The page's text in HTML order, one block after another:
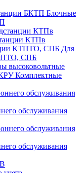
Блочные
КТПв
Для
СПБ
высоковольтные
Комплектные
обслуживания
обслуживания